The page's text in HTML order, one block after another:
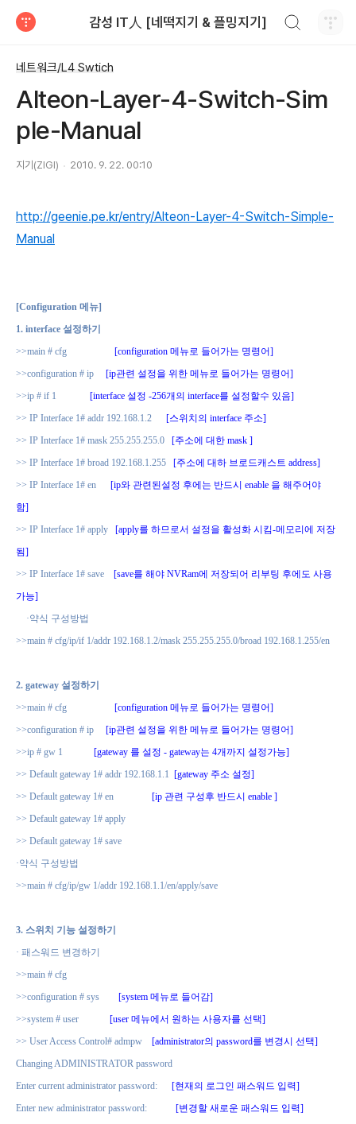
감성 IT人 [네떡지기 & 플밍지기]
네트워크/L4 Swtich
Alteon-Layer-4-Switch-Sim
ple-Manual
지기(ZIGI) 2010. 9. 22. 00:10
http://geenie.pe.kr/entry/Alteon-Layer-4-Switch-Simple-
Manual
[Configuration 메뉴]
1. interface 설정하기
>>main # cfg
[configuration 메뉴로 들어가는 명령어]
>>configuration # ip
[ip관련 설정을 위한 메뉴로 들어가는 명령어]
>>ip # if 1
[interface 설정 -256개의 interface를 설정할수 있음]
>> IP Interface 1# addr 192.168.1.2
[스위치의 interface 주소]
>> IP Interface 1# mask 255.255.255.0
[주소에 대한 mask ]
>> IP Interface 1# broad 192.168.1.255
[주소에 대하 브로드캐스트 address]
>> IP Interface 1# en
[ip와 관련된설정 후에는 반드시 enable 을 해주어야
함]
>> IP Interface 1# apply
[apply를 하므로서 설정을 활성화 시킴-메모리에 저장
됨]
>> IP Interface 1# save
[save를 해야 NVRam에 저장되어 리부팅 후에도 사용
가능]
·약식 구성방법
>>main # cfg/ip/if 1/addr 192.168.1.2/mask 255.255.255.0/broad 192.168.1.255/en
2. gateway 설정하기
>>main # cfg
[configuration 메뉴로 들어가는 명령어]
>>configuration # ip
[ip관련 설정을 위한 메뉴로 들어가는 명령어]
>>ip # gw 1
[gateway 를 설정 - gateway는 4개까지 설정가능]
>> Default gateway 1# addr 192.168.1.1 [gateway 주소 설정]
>> Default gateway 1# en
[ip 관련 구성후 반드시 enable ]
>> Default gateway 1# apply
>> Default gateway 1# save
·약식 구성방법
>>main # cfg/ip/gw 1/addr 192.168.1.1/en/apply/save
3. 스위치 기능 설정하기
· 패스워드 변경하기
>>main # cfg
>>configuration # sys
[system 메뉴로 들어감]
>>system # user
[user 메뉴에서 원하는 사용자를 선택]
>> User Access Control# admpw
[administrator의 password를 변경시 선택]
Changing ADMINISTRATOR password
Enter current administrator password:
[현재의 로그인 패스워드 입력]
Enter new administrator password:
[변경할 새로운 패스워드 입력]